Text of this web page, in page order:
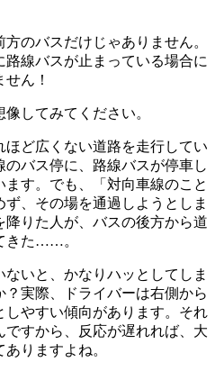
のバスだけじゃありません。
線バスが止まっている場合に
ん！
してみてください。
ど広くない道路を走行してい
バス停に、路線バスが停車し
す。でも、「対向車線のこと
、その場を通過しようとしま
降りた人が、バスの後方から道
きた……。
いと、かなりハッとしてしま
？実際、ドライバーは右側から
やすい傾向があります。それ
すから、反応が遅れれば、大
りますよね。